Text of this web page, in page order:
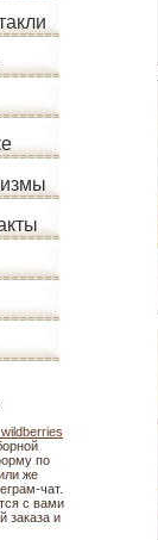
по
же
чат.
с вами
заказа и